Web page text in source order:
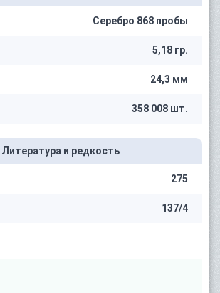
Серебро 868 пробы
5,18 гр.
24,3 мм
358 008 шт.
Литература и редкость
275
137/4